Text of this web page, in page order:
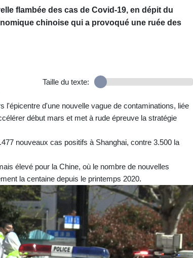
flambée des cas de Covid-19, en dépit du
chinoise qui a provoqué une ruée des
Taille du texte:
l'épicentre d'une nouvelle vague de contaminations, liée
début mars et met à rude épreuve la stratégie
nouveaux cas positifs à Shanghai, contre 3.500 la
élevé pour la Chine, où le nombre de nouvelles
la centaine depuis le printemps 2020.